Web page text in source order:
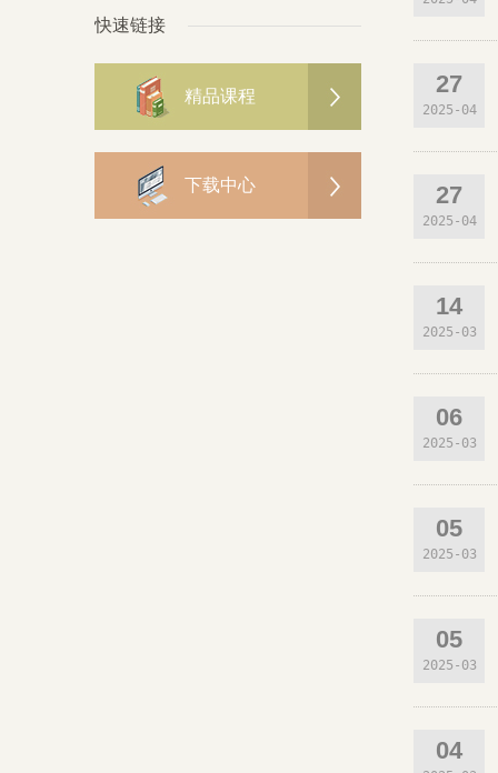
快速链接
精品课程
下载中心
27
2025-04
27
2025-04
14
2025-03
06
2025-03
05
2025-03
05
2025-03
04